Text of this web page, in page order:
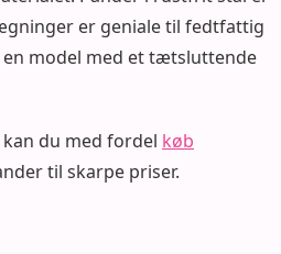
er geniale til fedtfattig
model med et tætsluttende
du med fordel køb
til skarpe priser.